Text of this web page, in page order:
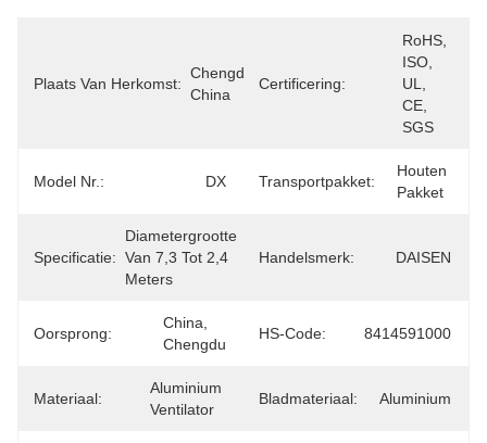
Plaats Van Herkomst:
Chengdu,
China
Certificering:
RoHS,
ISO,
UL,
CE,
SGS
Model Nr.: DX Transportpakket:
Houten
Pakket
Specificatie:
Diametergrootte
Van 7,3 Tot 2,4
Meters
Handelsmerk: DAISEN
Oorsprong:
China,
Chengdu
HS-Code: 8414591000
Materiaal:
Aluminium
Ventilator
Bladmateriaal: Aluminium